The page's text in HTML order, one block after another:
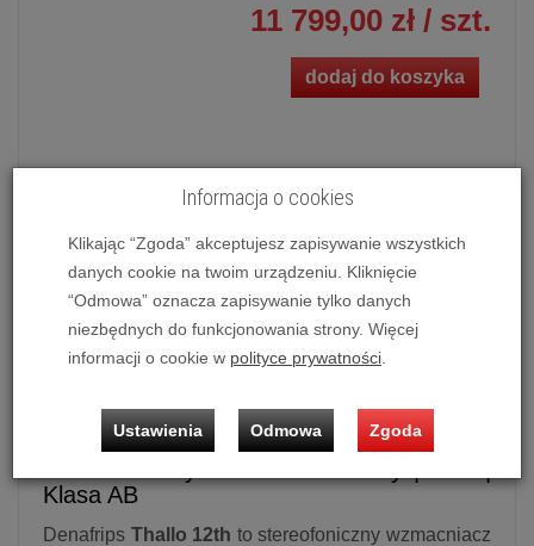
11 799,00 zł / szt.
dodaj do koszyka
Denafrips Thallo 12th(Czarny)
Możliwość zakupu produktu w bezpłatnym systemie
ratalnym0%na10 miesięcylubspecjalna oferta
Końcówka mocyDenafrips Thallo
DenafripsThallo 12th| Zbalansowany,
Klasa AB
Denafrips Thallo 12th to stereofoniczny wzmacniacz
Informacja o cookies
Klikając “Zgoda” akceptujesz zapisywanie wszystkich
danych cookie na twoim urządzeniu. Kliknięcie
“Odmowa” oznacza zapisywanie tylko danych
niezbędnych do funkcjonowania strony. Więcej
informacji o cookie w polityce prywatności
Ustawienia Odmowa Zgoda